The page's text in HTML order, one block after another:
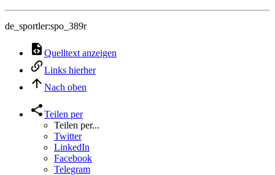
de_sportler:spo_389r
Quelltext anzeigen
Links hierher
Nach oben
Teilen per
Teilen per...
Twitter
LinkedIn
Facebook
Telegram